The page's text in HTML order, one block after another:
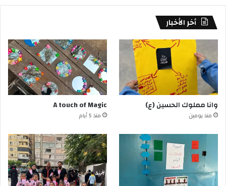
أخر الأخبار
وانا مملوك الحسين (ع)
منذ يومين
A touch of Magic
منذ 5 أيام